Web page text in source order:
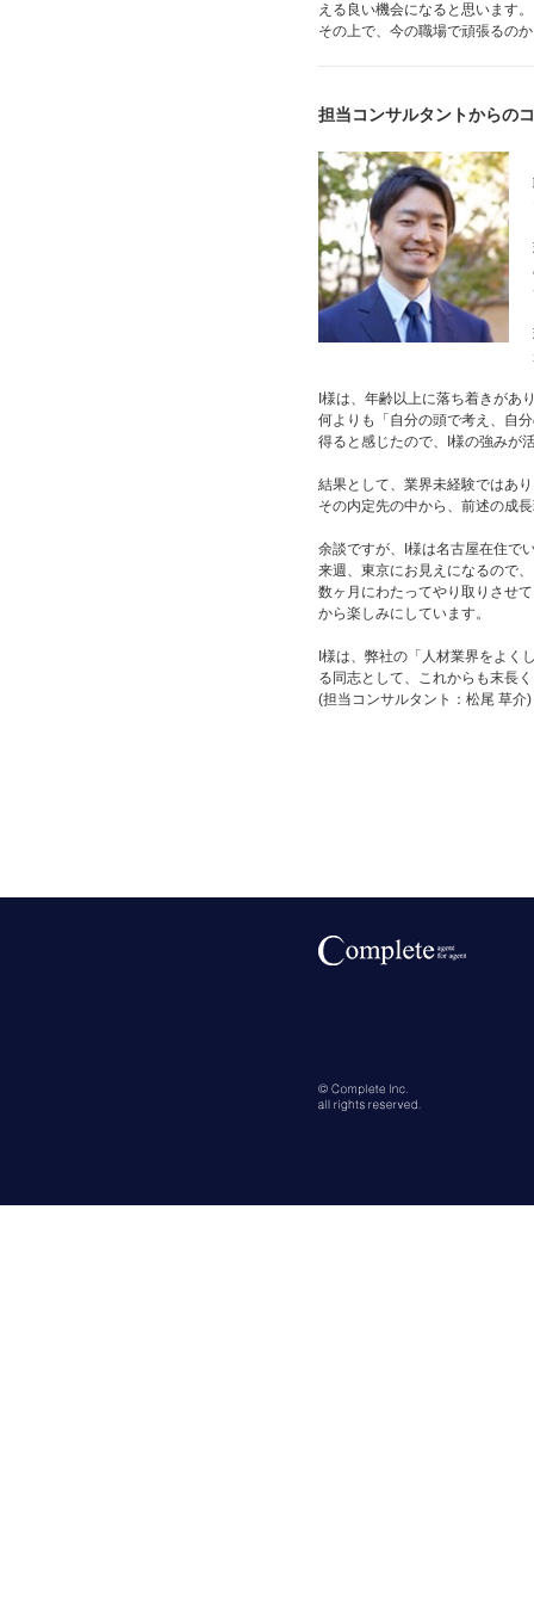
える良い機会になると思います
その上で、今の職場で頑張るの
担当コンサルタントからの
I様は、年齢以上に落ち着きがあ
何よりも「自分の頭で考え、自
得ると感じたので、I様の強みが
結果として、業界未経験ではあ
その内定先の中から、前述の成
余談ですが、I様は名古屋在住で
来週、東京にお見えになるので
数ヶ月にわたってやり取りさせ
から楽しみにしています。
I様は、弊社の「人材業界をよく
る同志として、これからも末長
(担当コンサルタント：松尾 草介)